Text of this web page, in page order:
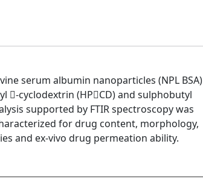
serum albumin nanoparticles (NPL BSA)
-cyclodextrin (HPCD) and sulphobutyl
supported by FTIR spectroscopy was
for drug content, morphology,
and ex-vivo drug permeation ability.